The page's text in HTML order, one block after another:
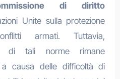
di diritto
Unite sulla protezione
armati. Tuttavia,
di tali norme rimane
a causa delle difficoltà di